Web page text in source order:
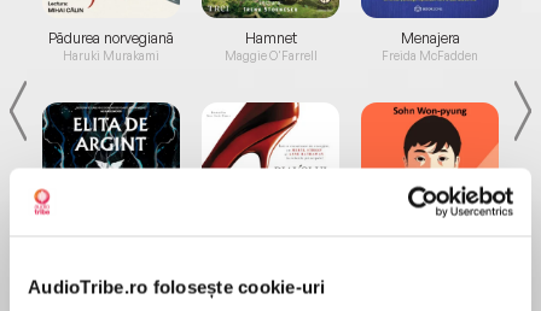
AudioTribe.ro folosește cookie-uri
Pădurea norvegiană
Haruki Murakami
de...
Dani Francis
Hamnet
Maggie O'Farrell
la...
Lauren Weisberger
Menajera
Freida McFadden